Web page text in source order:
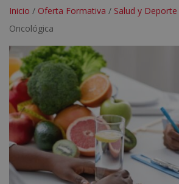
Inicio / Oferta Formativa / Salud y Deporte
Oncológica